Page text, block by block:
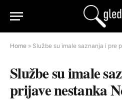
Home » Službe su imale saznanja i pre
Službe su imale
prijave nestanka